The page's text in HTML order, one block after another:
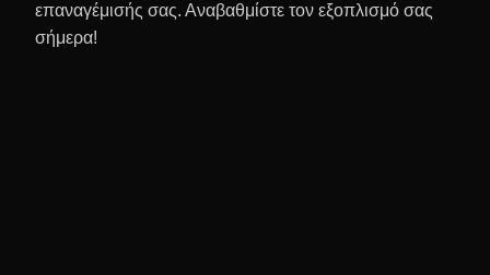
επαναγέμισής σας. Αναβαθμίστε τον εξοπλισμό σας
σήμερα!